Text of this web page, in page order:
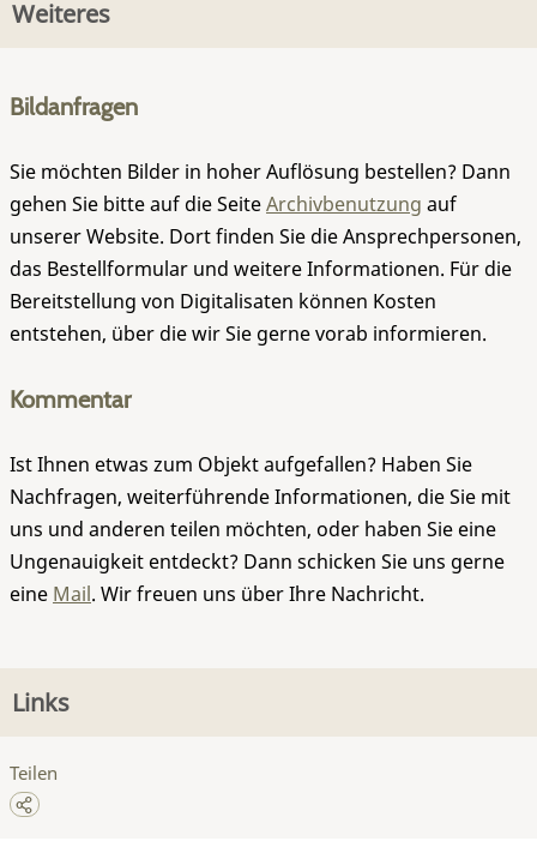
Weiteres
Bildanfragen
Sie möchten Bilder in hoher Auflösung bestellen? Dann
gehen Sie bitte auf die SeiteArchivbenutzung auf
unserer Website. Dort finden Sie die Ansprechpersonen,
das Bestellformular und weitere Informationen. Für die
Bereitstellung von Digitalisaten können Kosten
entstehen, über die wir Sie gerne vorab informieren.
Kommentar
Ist Ihnen etwas zum Objekt aufgefallen? Haben Sie
Nachfragen, weiterführende Informationen, die Sie mit
uns und anderen teilen möchten, oder haben Sie eine
Ungenauigkeit entdeckt? Dann schicken Sie uns gerne
eine Mail. Wir freuen uns über Ihre Nachricht.
Links
Teilen